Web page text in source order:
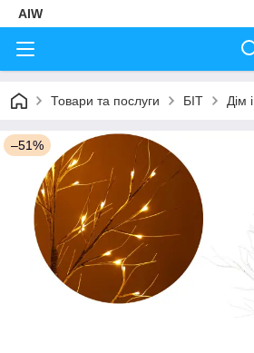
AIW
Товари та послуги БІТ Дім
–51%